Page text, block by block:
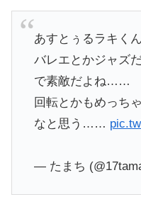
あすとぅるラキく
バレエとかジャズ
で素敵だよね……
回転とかもめっち
なと思う……
— たまち